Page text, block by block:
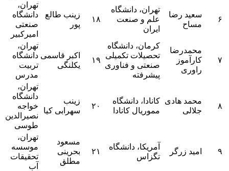
سعید رضا
مساح
تهران، دانشگاه
علم و صنعت
ایران
۱۸
زینب طالع
پور
تهران،
دانشگاه
صنعتی
امیرکبیر
محمدرضا
کارآموز
راوری
کرمان، دانشگاه
تحصیلات تکمیلی
صنعتی و فناوری
پیشرفته
۱۹
اکبر قاسمی
یکلنگی
تهران،
دانشگاه
تربیت
مدرس
محمد هادی
جلالی
کانادا، دانشگاه
مموریال کانادا
۲۰
زینب
سهرابی کیا
تهران،
دانشگاه
خواجه
نصیرالدین
طوسی
امید زرگر
آمریکا، دانشگاه
تگزاس
۲۱
مسعود
بحرینی
مطلق
تهران،
موسسه
تحقیقات
آب